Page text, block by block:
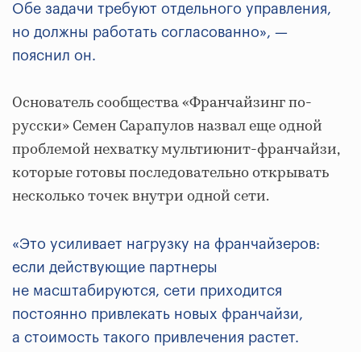
Обе задачи требуют отдельного управления,
но должны работать согласованно», —
пояснил он.
Основатель сообщества «Франчайзинг по-
русски» Семен Сарапулов назвал еще одной
проблемой нехватку мультиюнит-франчайзи,
которые готовы последовательно открывать
несколько точек внутри одной сети.
«Это усиливает нагрузку на франчайзеров:
если действующие партнеры
не масштабируются, сети приходится
постоянно привлекать новых франчайзи,
а стоимость такого привлечения растет.